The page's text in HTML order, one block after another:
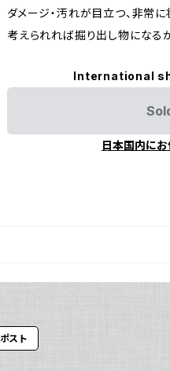
ダメージ・汚れが目立つ、非常
考えられれば掘り出し物になる
International
日本国内に
ポスト